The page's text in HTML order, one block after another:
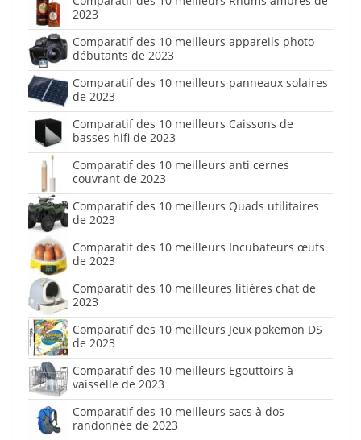
2023
Comparatif des 10 meilleurs appareils photo
débutants de 2023
Comparatif des 10 meilleurs panneaux solaires
de 2023
Comparatif des 10 meilleurs Caissons de
basses hifi de 2023
Comparatif des 10 meilleurs anti cernes
couvrant de 2023
Comparatif des 10 meilleurs Quads utilitaires
de 2023
Comparatif des 10 meilleurs Incubateurs œufs
de 2023
Comparatif des 10 meilleures litières chat de
2023
Comparatif des 10 meilleurs Jeux pokemon DS
de 2023
Comparatif des 10 meilleurs Egouttoirs à
vaisselle de 2023
Comparatif des 10 meilleurs sacs à dos
randonnée de 2023